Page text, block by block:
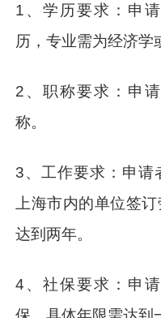
1、学历要求：申
历，专业需为经济学
2、职称要求：申
称。
3、工作要求：申请
上海市内的单位签
达到两年。
4、社保要求：申